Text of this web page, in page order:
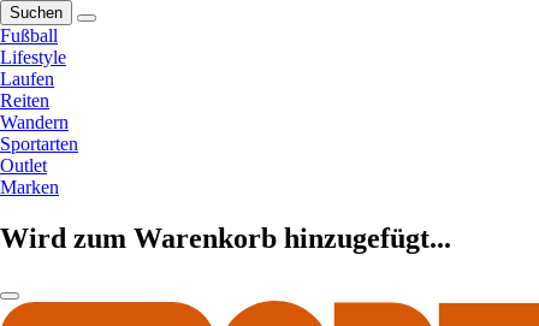
Suchen
Fußball
Lifestyle
Laufen
Reiten
Wandern
Sportarten
Outlet
Marken
Wird zum Warenkorb hinzugefügt...